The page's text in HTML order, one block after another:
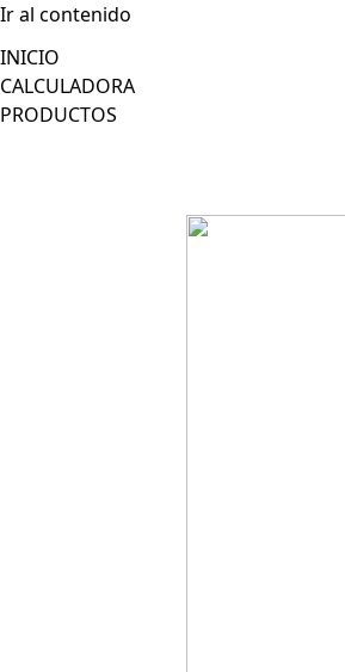
Ir al contenido
INICIO
CALCULADORA
PRODUCTOS